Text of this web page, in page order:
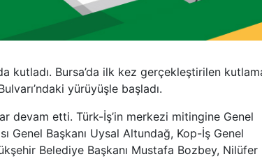
kutladı. Bursa’da ilk kez gerçekleştirilen
yürüyüşle başladı.
devam etti. Türk-İş’in merkezi mitingine Genel
Genel Başkanı Uysal Altundağ, Kop-İş Genel
Belediye Başkanı Mustafa Bozbey, Nilüfer